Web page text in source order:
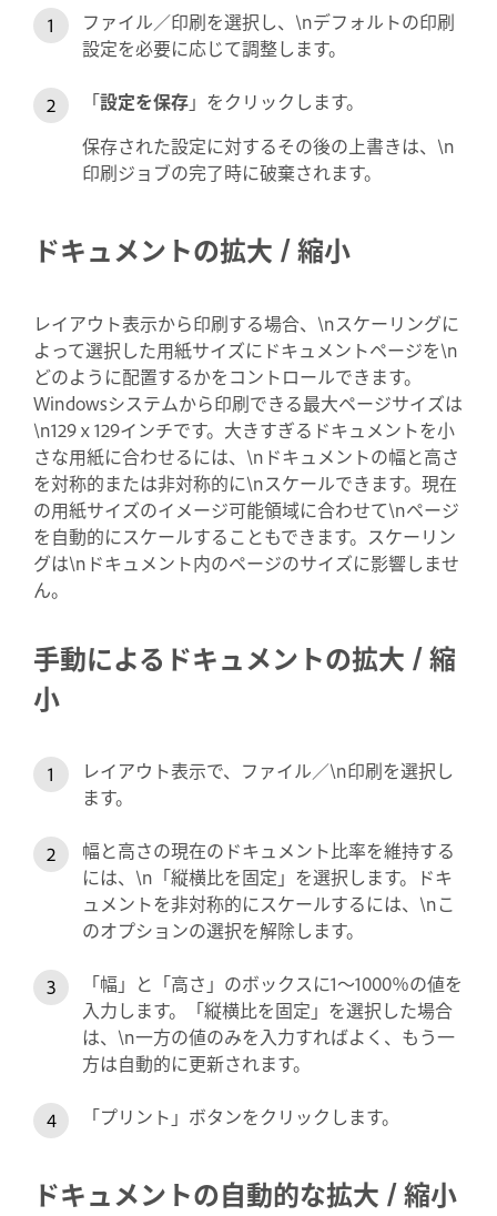
ファイル／印刷を選択し、\nデフォルトの印刷
設定を必要に応じて調整します。
「設定を保存」をクリックします。
保存された設定に対するその後の上書きは、\n
印刷ジョブの完了時に破棄されます。
ドキュメントの拡大 / 縮小
レイアウト表示から印刷する場合、\nスケーリングに
よって選択した用紙サイズにドキュメントページを\n
どのように配置するかをコントロールできます。
Windowsシステムから印刷できる最大ページサイズは
\n129 x 129インチです。大きすぎるドキュメントを小
さな用紙に合わせるには、\nドキュメントの幅と高さ
を対称的または非対称的に\nスケールできます。現在
の用紙サイズのイメージ可能領域に合わせて\nページ
を自動的にスケールすることもできます。スケーリン
グは\nドキュメント内のページのサイズに影響しませ
ん。
手動によるドキュメントの拡大 / 縮
小
レイアウト表示で、ファイル／\n印刷を選択し
ます。
幅と高さの現在のドキュメント比率を維持する
には、\n「縦横比を固定」を選択します。ドキ
ュメントを非対称的にスケールするには、\nこ
のオプションの選択を解除します。
「幅」と「高さ」のボックスに1～1000％の値を
入力します。「縦横比を固定」を選択した場合
は、\n一方の値のみを入力すればよく、もう一
方は自動的に更新されます。
「プリント」ボタンをクリックします。
ドキュメントの自動的な拡大 / 縮小